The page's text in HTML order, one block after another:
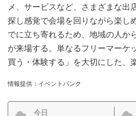
メ、サービスなど、さまざまな出
探し感覚で会場を回りながら楽し
でに立ち寄れるため、地域の人か
が来場する。単なるフリーマーケ
買う・体験する」を大切にした、
情報提供：イベントバンク
今日